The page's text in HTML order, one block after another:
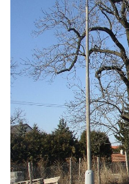
Kříž u lípy Jana
Boží muka u hřbitova
Centrální kříž
Kříž na návsi v
Kříž poblíž domu čp.
Kříž na návsi v Plavu
Boží muka v Plavu
Kříž u Obrázku